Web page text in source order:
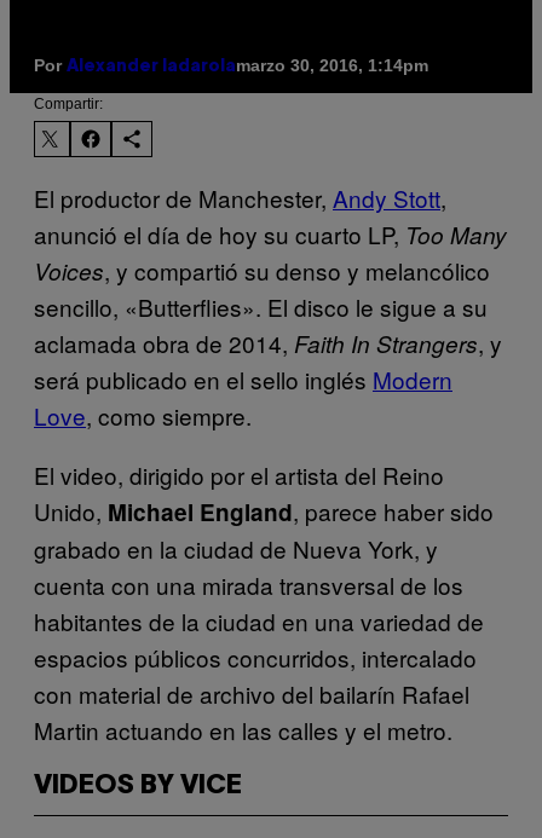
Por Alexander Iadarolamarzo 30, 2016, 1:14pm
Compartir:
El productor de Manchester, Andy Stott,
anunció el día de hoy su cuarto LP, Too Many
Voices, y compartió su denso y melancólico
sencillo, «Butterflies». El disco le sigue a su
aclamada obra de 2014, Faith In Strangers, y
será publicado en el sello inglés Modern
Love, como siempre.
El video, dirigido por el artista del Reino
Unido, Michael England, parece haber sido
grabado en la ciudad de Nueva York, y
cuenta con una mirada transversal de los
habitantes de la ciudad en una variedad de
espacios públicos concurridos, intercalado
con material de archivo del bailarín Rafael
Martin actuando en las calles y el metro.
VIDEOS BY VICE